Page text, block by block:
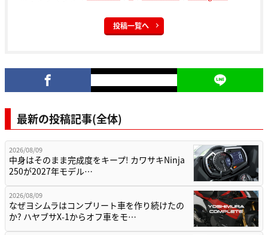
投稿一覧へ
最新の投稿記事(全体)
2026/08/09
中身はそのまま完成度をキープ! カワサキNinja
250が2027年モデル…
2026/08/09
なぜヨシムラはコンプリート車を作り続けたの
か? ハヤブサX-1からオフ車をモ…